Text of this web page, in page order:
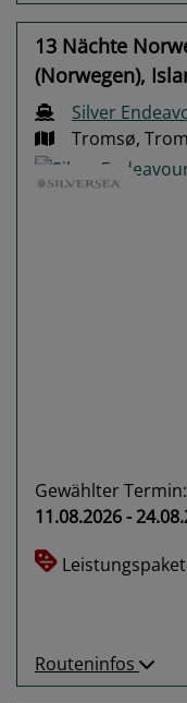
13 Nächte
(Norwegen),
Silver
Tromsø,
Gewählter Termin:
11.08.2026 -
Routeninfos